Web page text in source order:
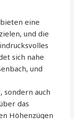
eine
und die
sich nahe
und
sondern auch
das
Höhenzügen